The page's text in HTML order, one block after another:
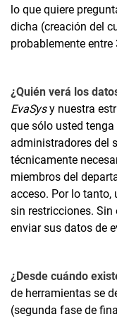
Digitalización y cartera
BNE konkret: FMNR
PREGUNTAS
Doble doctorado en
lo que quiere
dicha (creación del
probablemente
¿Quién verá los
EvaSysy nuestra
que sólo usted
administradores del
técnicamente
miembros del
acceso. Por lo tanto,
sin restricciones. Sin
enviar sus datos de
¿Desde cuándo
de herramientas se
(segunda fase de